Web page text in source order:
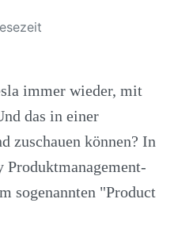
immer wieder, mit
das in einer
zuschauen können? In
sogenannten "Product